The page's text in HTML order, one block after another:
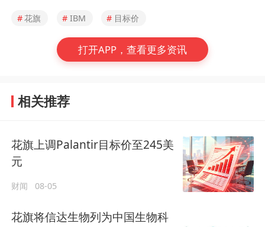
#花旗 # IBM # 目标价
打开APP，查看更多资讯
相关推荐
花旗上调Palantir目标价至245美
元
财闻 08-05
花旗将信达生物列为中国生物科